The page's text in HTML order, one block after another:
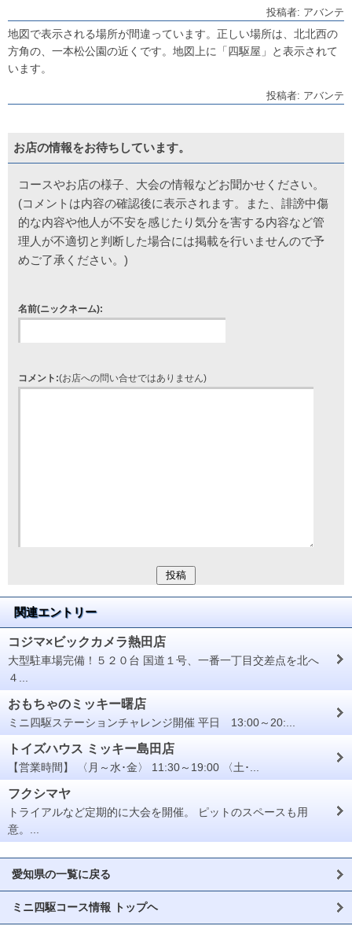
投稿者: アバンテ
地図で表示される場所が間違っています。正しい場所は、北北西の
方角の、一本松公園の近くです。地図上に「四駆屋」と表示されて
います。
投稿者: アバンテ
お店の情報をお待ちしています。
コースやお店の様子、大会の情報などお聞かせください。
(コメントは内容の確認後に表示されます。また、誹謗中傷
的な内容や他人が不安を感じたり気分を害する内容など管
理人が不適切と判断した場合には掲載を行いませんので予
めご了承ください。)
名前(ニックネーム):
コメント:(お店への問い合せではありません)
関連エントリー
コジマ×ビックカメラ熱田店
大型駐車場完備！５２０台 国道１号、一番一丁目交差点を北へ
４...
おもちゃのミッキー曙店
ミニ四駆ステーションチャレンジ開催 平日 13:00～20:...
トイズハウス ミッキー島田店
【営業時間】 〈月～水･金〉 11:30～19:00 〈土･...
フクシマヤ
トライアルなど定期的に大会を開催。 ピットのスペースも用
意。...
愛知県の一覧に戻る
ミニ四駆コース情報 トップヘ